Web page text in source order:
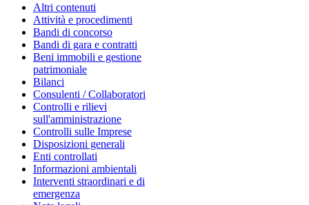
Altri contenuti
Attività e procedimenti
Bandi di concorso
Bandi di gara e contratti
Beni immobili e gestione
patrimoniale
Bilanci
Consulenti / Collaboratori
Controlli e rilievi
sull'amministrazione
Controlli sulle Imprese
Disposizioni generali
Enti controllati
Informazioni ambientali
Interventi straordinari e di
emergenza